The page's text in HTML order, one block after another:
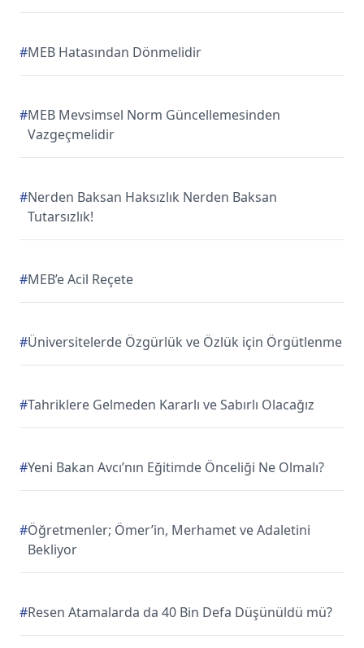
#MEB Hatasından Dönmelidir
#MEB Mevsimsel Norm Güncellemesinden
Vazgeçmelidir
#Nerden Baksan Haksızlık Nerden Baksan
Tutarsızlık!
#MEB’e Acil Reçete
#Üniversitelerde Özgürlük ve Özlük için Örgütlenme
#Tahriklere Gelmeden Kararlı ve Sabırlı Olacağız
#Yeni Bakan Avcı’nın Eğitimde Önceliği Ne Olmalı?
#Öğretmenler; Ömer’in, Merhamet ve Adaletini
Bekliyor
#Resen Atamalarda da 40 Bin Defa Düşünüldü mü?